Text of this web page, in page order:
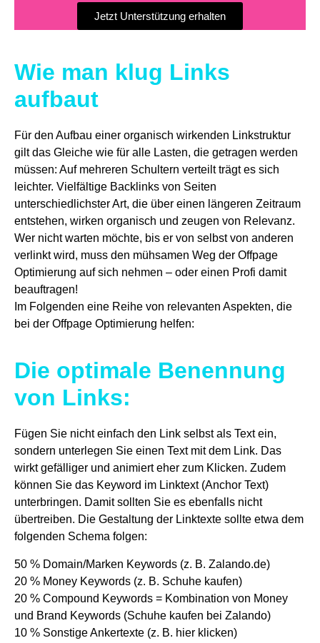
Jetzt Unterstützung erhalten
Wie man klug Links
aufbaut
Für den Aufbau einer organisch wirkenden Linkstruktur
gilt das Gleiche wie für alle Lasten, die getragen werden
müssen: Auf mehreren Schultern verteilt trägt es sich
leichter. Vielfältige Backlinks von Seiten
unterschiedlichster Art, die über einen längeren Zeitraum
entstehen, wirken organisch und zeugen von Relevanz.
Wer nicht warten möchte, bis er von selbst von anderen
verlinkt wird, muss den mühsamen Weg der Offpage
Optimierung auf sich nehmen – oder einen Profi damit
beauftragen!
Im Folgenden eine Reihe von relevanten Aspekten, die
bei der Offpage Optimierung helfen:
Die optimale Benennung
von Links:
Fügen Sie nicht einfach den Link selbst als Text ein,
sondern unterlegen Sie einen Text mit dem Link. Das
wirkt gefälliger und animiert eher zum Klicken. Zudem
können Sie das Keyword im Linktext (Anchor Text)
unterbringen. Damit sollten Sie es ebenfalls nicht
übertreiben. Die Gestaltung der Linktexte sollte etwa dem
folgenden Schema folgen:
50 % Domain/Marken Keywords (z. B. Zalando.de)
20 % Money Keywords (z. B. Schuhe kaufen)
20 % Compound Keywords = Kombination von Money
und Brand Keywords (Schuhe kaufen bei Zalando)
10 % Sonstige Ankertexte (z. B. hier klicken)